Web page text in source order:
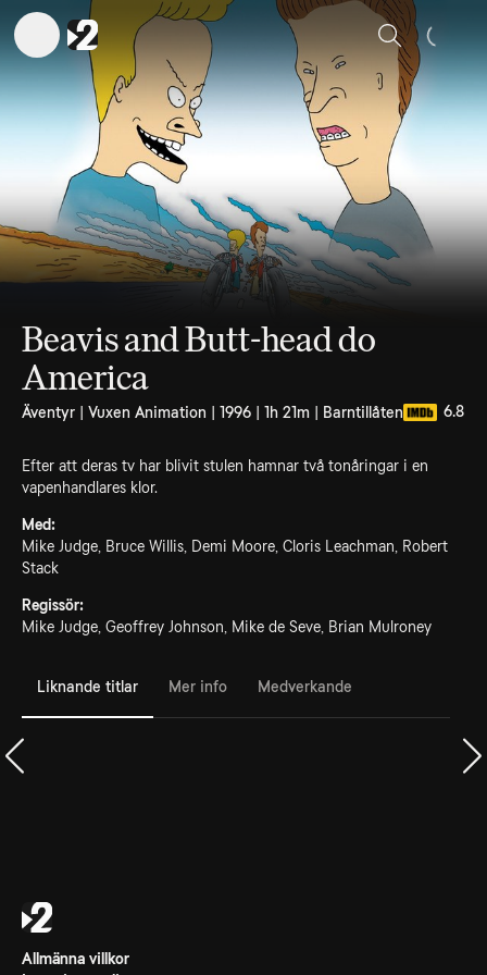
Sök
Beavis and Butt-head do
America
Äventyr | Vuxen Animation | 1996 | 1h 21m | Barntillåten 6.8
Efter att deras tv har blivit stulen hamnar två tonåringar i en
vapenhandlares klor.
Med:
Mike Judge, Bruce Willis, Demi Moore, Cloris Leachman, Robert
Stack
Regissör:
Mike Judge, Geoffrey Johnson, Mike de Seve, Brian Mulroney
Liknande titlar Mer info Medverkande
Allmänna villkor